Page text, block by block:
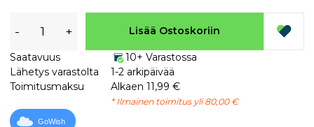
- + Lisää Ostoskoriin
Saatavuus
10+ Varastossa
Lähetys varastolta
1-2 arkipäivää
Toimitusmaksu
Alkaen 11,99 €
* Ilmainen toimitus yli 80,00 €
GoWish